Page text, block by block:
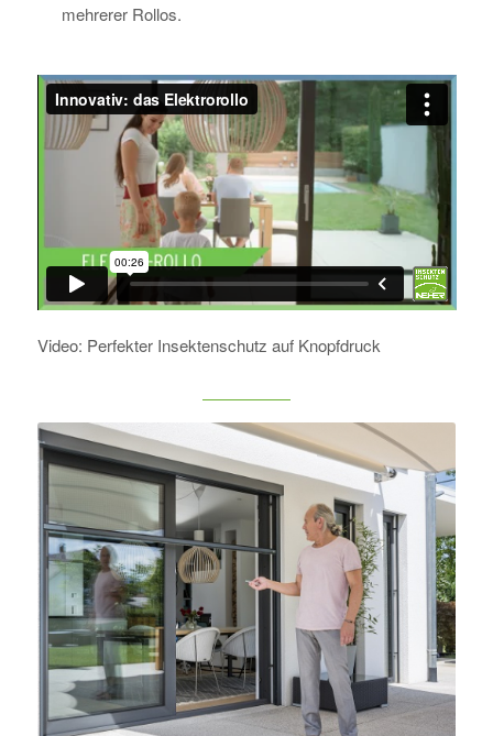
mehrerer Rollos.
Video: Perfekter Insektenschutz auf Knopfdruck